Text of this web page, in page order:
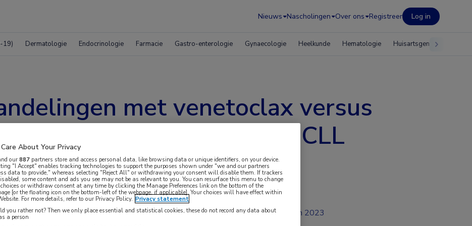
Nieuws Nascholingen Over ons Registreer Log in
19) Dermatologie Endocrinologie Farmacie Gastro-enterologie Gynaecologie Heelkunde Hematologie Huisartsgeneeskunde
met venetoclax versus
bij patiënten met CLL
met chronische lymfatische leukemie (CLL)
jun 2023
About Your Privacy
our887 partners store and access personal data, like browsing data or unique identifiers, on your device.
"I Accept" enables tracking technologies to support the purposes shown under "we and our partners
data to provide," whereas selecting "Reject All" or withdrawing your consent will disable them. If trackers
some content and ads you see may not be as relevant to you. You can resurface this menu to change
or withdraw consent at any time by clicking the Manage Preferences link on the bottom of the
[or the floating icon on the bottom-left of the webpage, if applicable]. Your choices will have effect within
For more details, refer to our Privacy Policy. Privacy statement
you rather not? Then we only place essential and statistical cookies, these do not record any data about
a person